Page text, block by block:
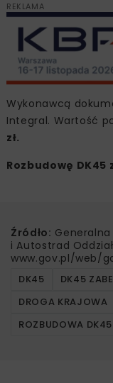
REKLAMA
Wykonawcą
Integral. Wartość
zł.
Rozbudowę
Źródło:
i Autostrad
www.gov.pl/web/
DK45
DK45
DROGA KRAJOWA
ROZBUDOWA DK45